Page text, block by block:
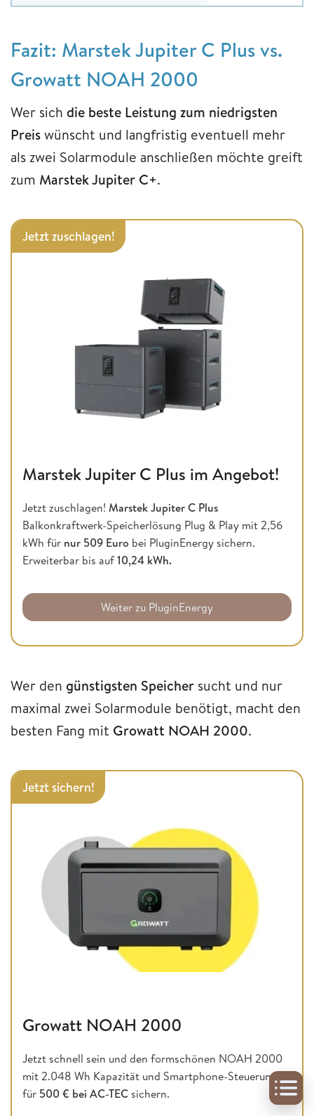
Fazit: Marstek Jupiter C Plus vs.
Growatt NOAH 2000
Wer sich die beste Leistung zum niedrigsten
Preiswünscht und langfristig eventuell mehr
als zwei Solarmodule anschließen möchte greift
zum Marstek Jupiter C+.
Jetzt zuschlagen!
Marstek Jupiter C Plus im Angebot!
Jetzt zuschlagen! Marstek Jupiter C Plus
Balkonkraftwerk-Speicherlösung Plug & Play mit 2,56
kWh für nur 509 Euro bei PluginEnergy sichern.
Erweiterbar bis auf10,24 kWh.
Weiter zu PluginEnergy
Wer den günstigsten Speicher sucht und nur
maximal zwei Solarmodule benötigt, macht den
besten Fang mit Growatt NOAH 2000.
Jetzt sichern!
Growatt NOAH 2000
Jetzt schnell sein und den formschönen NOAH 2000
mit 2.048 Wh Kapazität und Smartphone-Steuerung
für 500 € bei AC-TEC sichern.